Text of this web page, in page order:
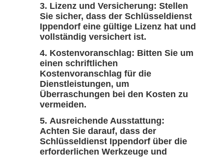
Lizenz und Versicherung: Stellen
Sie sicher, dass der Schlüsseldienst
Ippendorf eine gültige Lizenz hat und
vollständig versichert ist.
Kostenvoranschlag: Bitten Sie um
einen schriftlichen
Kostenvoranschlag für die
Dienstleistungen, um
Überraschungen bei den Kosten zu
vermeiden.
Ausreichende Ausstattung:
Achten Sie darauf, dass der
Schlüsseldienst Ippendorf über die
erforderlichen Werkzeuge und